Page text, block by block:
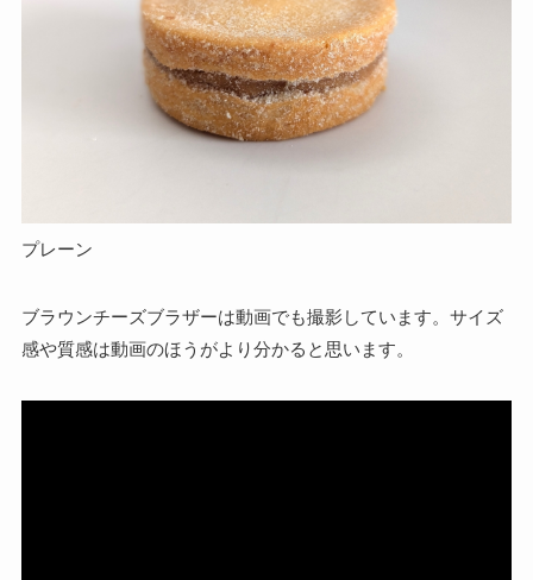
プレーン
ブラウンチーズブラザーは動画でも撮影しています。サイズ
感や質感は動画のほうがより分かると思います。